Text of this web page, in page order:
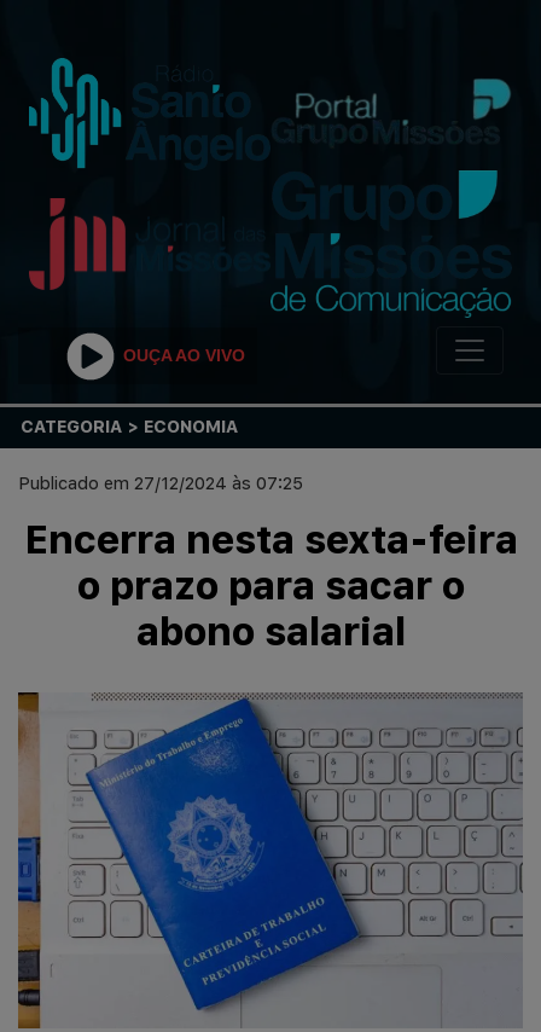
OUÇA AO VIVO
CATEGORIA > ECONOMIA
Publicado em 27/12/2024 às 07:25
Encerra nesta sexta-feira
o prazo para sacar o
abono salarial